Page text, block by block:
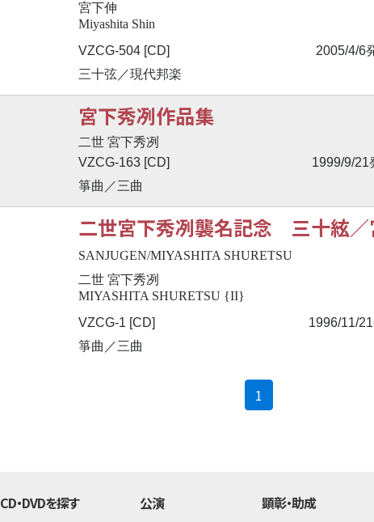
宮下伸
Miyashita Shin
VZCG-504 [CD]
2005/4/6
三十弦／現代邦楽
宮下秀冽作品集
二世 宮下秀冽
VZCG-163 [CD]
1999/9/21
箏曲／三曲
二世宮下秀冽襲名記念 三十絃／
SANJUGEN/MIYASHITA SHURETSU
二世 宮下秀冽
MIYASHITA SHURETSU {II}
VZCG-1 [CD]
1996/11/
箏曲／三曲
1
CD・DVDを探す 公演 顕彰・助成